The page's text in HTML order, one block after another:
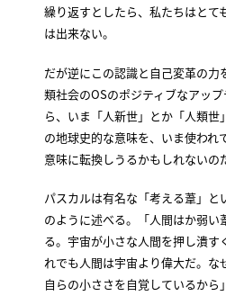
繰り返すとしたら、私たちはとて
は出来ない。
だが逆にこの認識と自己変革の力
類社会のOSのポジティブなアッ
ら、いま「人新世」とか「人類
の地球史的な意味を、いま使われ
意味に転換しうるかもしれないの
パスカルは有名な「考える葦」と
のように述べる。「人間はか弱い
る。宇宙が小さな人間を押し潰す
れでも人間は宇宙より偉大だ。
自らの小ささを自覚しているから